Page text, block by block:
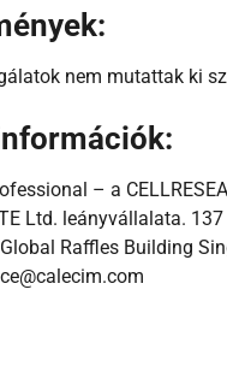
nem mutattak ki
– a
Ltd. leányvállalata.
Raffles Building